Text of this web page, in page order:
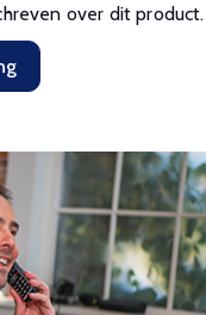
over dit product.